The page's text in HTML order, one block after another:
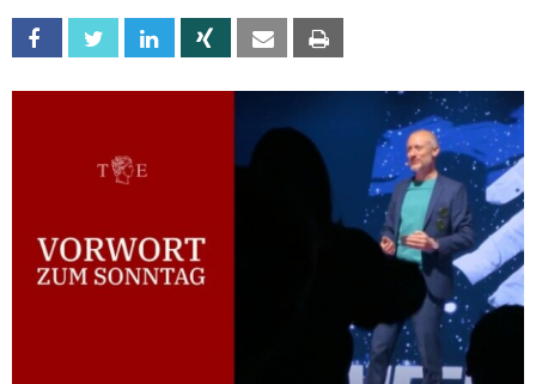
Facebook Twitter Linkedin Xing Email